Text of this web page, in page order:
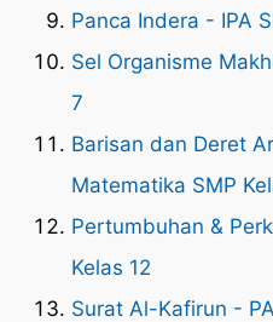
Panca Indera - IPA
Sel Organisme
7
Barisan dan Deret
Matematika SMP
Pertumbuhan &
Kelas 12
Surat Al-Kafirun -